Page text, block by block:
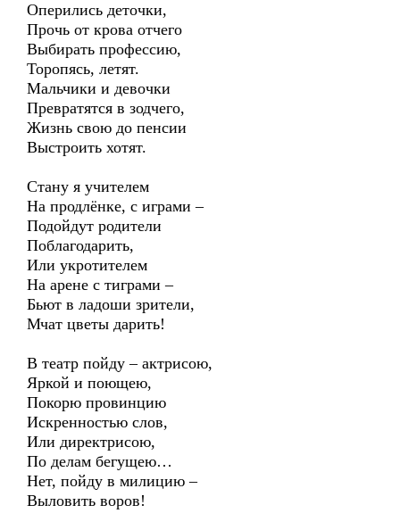
Оперились деточки,
Прочь от крова отчего
Выбирать профессию,
Торопясь, летят.
Мальчики и девочки
Превратятся в зодчего,
Жизнь свою до пенсии
Выстроить хотят.
Стану я учителем
На продлёнке, с играми –
Подойдут родители
Поблагодарить,
Или укротителем
На арене с тиграми –
Бьют в ладоши зрители,
Мчат цветы дарить!
В театр пойду – актрисою,
Яркой и поющею,
Покорю провинцию
Искренностью слов,
Или директрисою,
По делам бегущею…
Нет, пойду в милицию –
Выловить воров!